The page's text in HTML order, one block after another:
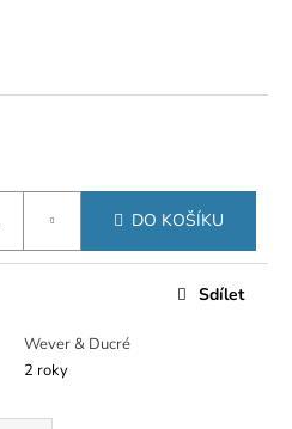
DO KOŠÍKU
Wever & Ducré
2 roky
Sdílet